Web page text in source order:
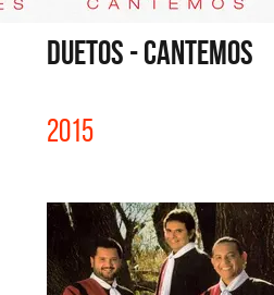
DUETOS - CANTEMOS
2015